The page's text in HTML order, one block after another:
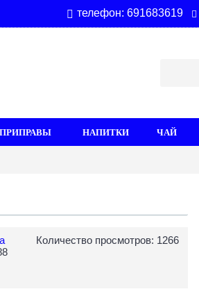
телефон: 691683619
ПРИПРАВЫ НАПИТКИ ЧАЙ
Количество просмотров: 1266